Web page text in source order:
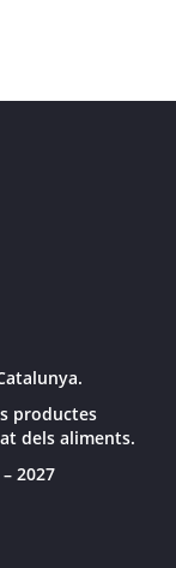
productes
dels aliments.
2027